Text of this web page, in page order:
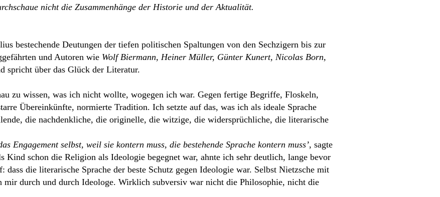
nicht die Zusammenhänge der Historie und der Aktualität.
bestechende Deutungen der tiefen politischen Spaltungen von den Sechzigern bis zur
und Autoren wie Wolf Biermann, Heiner Müller, Günter Kunert, Nicolas Born,
spricht über das Glück der Literatur.
zu wissen, was ich nicht wollte, wogegen ich war. Gegen fertige Begriffe, Floskeln,
Übereinkünfte, normierte Tradition. Ich setzte auf das, was ich als ideale Sprache
die nachdenkliche, die originelle, die witzige, die widersprüchliche, die literarische
Engagement selbst, weil sie kontern muss, die bestehende Sprache kontern muss’, sagte
Kind schon die Religion als Ideologie begegnet war, ahnte ich sehr deutlich, lange bevor
die literarische Sprache der beste Schutz gegen Ideologie war. Selbst Nietzsche mit
mir durch und durch Ideologe. Wirklich subversiv war nicht die Philosophie, nicht die